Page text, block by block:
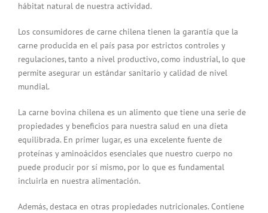
hábitat natural de nuestra actividad.
Los consumidores de carne chilena tienen la garantía que la
carne producida en el país pasa por estrictos controles y
regulaciones, tanto a nivel productivo, como industrial, lo que
permite asegurar un estándar sanitario y calidad de nivel
mundial.
La carne bovina chilena es un alimento que tiene una serie de
propiedades y beneficios para nuestra salud en una dieta
equilibrada. En primer lugar, es una excelente fuente de
proteínas y aminoácidos esenciales que nuestro cuerpo no
puede producir por sí mismo, por lo que es fundamental
incluirla en nuestra alimentación.
Además, destaca en otras propiedades nutricionales. Contiene